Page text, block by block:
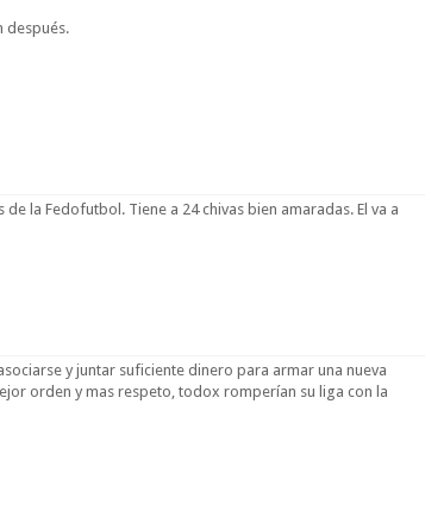
después.
la Fedofutbol. Tiene a 24 chivas bien amaradas. El va a
y juntar suficiente dinero para armar una nueva
orden y mas respeto, todox romperían su liga con la